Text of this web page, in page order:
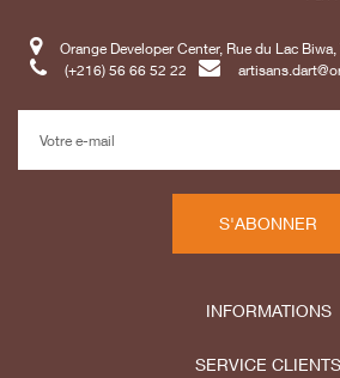
Orange Developer Center, Rue du Lac
(+216) 56 66 52 22
S'ABONNER
INFORMATIONS
SERVICE CLIENTS